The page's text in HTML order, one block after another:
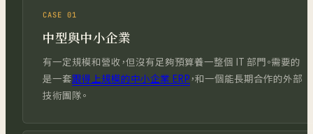
CASE 01
中型與中小企業
有一定規模和營收，但沒有足夠預算養一整個 IT 部門。需要的
是一套跟得上規模的中小企業 ERP，和一個能長期合作的外部
技術團隊。